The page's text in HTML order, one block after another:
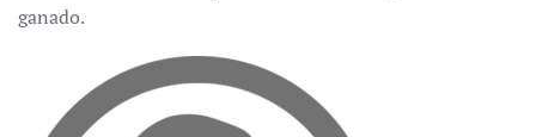
ganado.